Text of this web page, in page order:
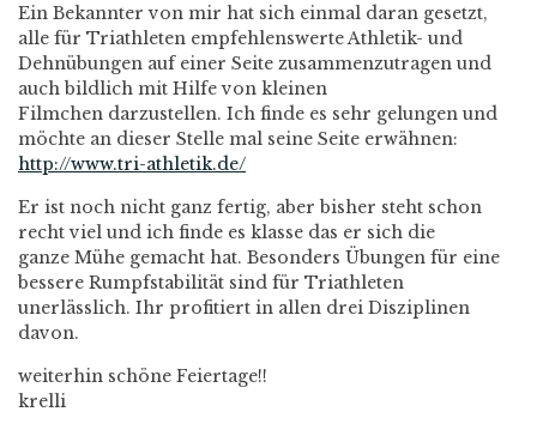
Ein Bekannter von mir hat sich einmal daran gesetzt,
alle für Triathleten empfehlenswerte Athletik- und
Dehnübungen auf einer Seite zusammenzutragen und
auch bildlich mit Hilfe von kleinen
Filmchen darzustellen. Ich finde es sehr gelungen und
möchte an dieser Stelle mal seine Seite erwähnen:
http://www.tri-athletik.de/
Er ist noch nicht ganz fertig, aber bisher steht schon
recht viel und ich finde es klasse das er sich die
ganze Mühe gemacht hat. Besonders Übungen für eine
bessere Rumpfstabilität sind für Triathleten
unerlässlich. Ihr profitiert in allen drei Disziplinen
davon.
weiterhin schöne Feiertage!!
krelli